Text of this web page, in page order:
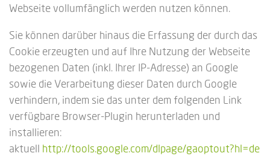
Webseite vollumfänglich werden nutzen können.
Sie können darüber hinaus die Erfassung der durch das
Cookie erzeugten und auf Ihre Nutzung der Webseite
bezogenen Daten (inkl. Ihrer IP-Adresse) an Google
sowie die Verarbeitung dieser Daten durch Google
verhindern, indem sie das unter dem folgenden Link
verfügbare Browser-Plugin herunterladen und
installieren:
aktuell http://tools.google.com/dlpage/gaoptout?hl=de